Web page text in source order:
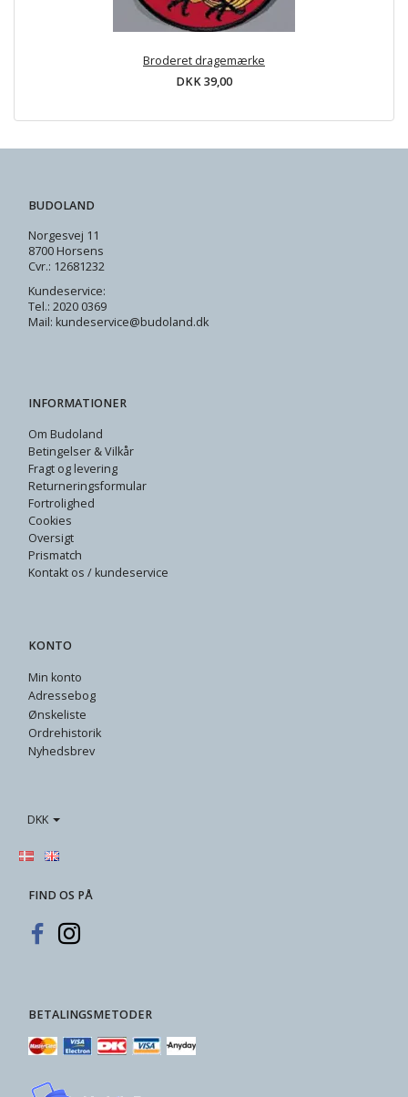
Broderet dragemærke
DKK 39,00
BUDOLAND
Norgesvej 11
8700 Horsens
Cvr.: 12681232
Kundeservice:
Tel.: 2020 0369
Mail: kundeservice@budoland.dk
INFORMATIONER
Om Budoland
Betingelser & Vilkår
Fragt og levering
Returneringsformular
Fortrolighed
Cookies
Oversigt
Prismatch
Kontakt os / kundeservice
KONTO
Min konto
Adressebog
Ønskeliste
Ordrehistorik
Nyhedsbrev
DKK
FIND OS PÅ
BETALINGSMETODER